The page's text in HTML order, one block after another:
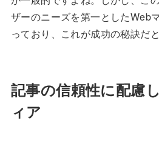
ザーのニーズを第一としたWeb
っており、これが成功の秘訣だ
記事の信頼性に配慮
ィア